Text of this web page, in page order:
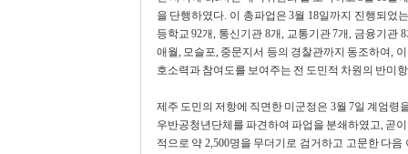
을 단행하였다. 이 총파업은 3월 18일까지 진행되었
등학교 92개, 통신기관 8개, 교통기관 7개, 금융기관
애월, 모슬포, 중문지서 등의 경찰관까지 동조하여,
호소력과 참여도를 보여주는 전 도민적 차원의 반미
제주 도민의 저항에 직면한 미군정은 3월 7일 계엄령
우반공청년단체를 파견하여 파업을 분쇄하였고, 곧
적으로 약 2,500명을 무더기로 검거하고 고문한 다